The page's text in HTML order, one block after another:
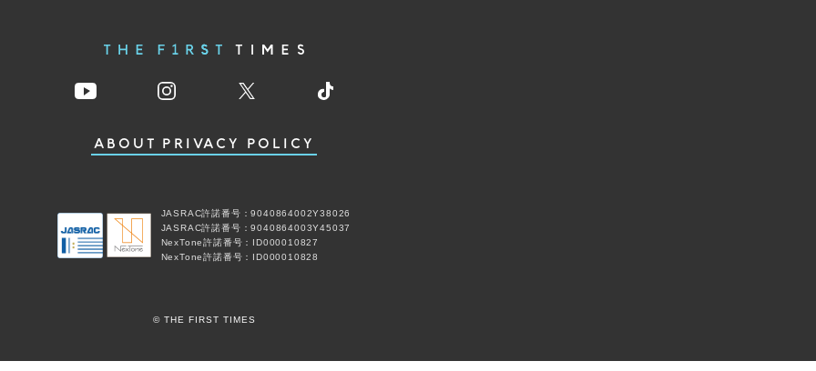
ABOUT PRIVACY POLICY
JASRAC許諾番号：9040864002Y38026
JASRAC許諾番号：9040864003Y45037
NexTone許諾番号：ID000010827
NexTone許諾番号：ID000010828
© THE FIRST TIMES